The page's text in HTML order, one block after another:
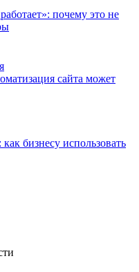
почему это не
сайта может
бизнесу использовать